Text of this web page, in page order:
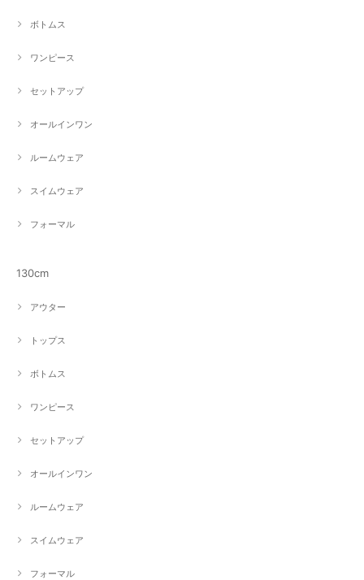
ボトムス
ワンピース
セットアップ
オールインワン
ルームウェア
スイムウェア
フォーマル
130cm
アウター
トップス
ボトムス
ワンピース
セットアップ
オールインワン
ルームウェア
スイムウェア
フォーマル